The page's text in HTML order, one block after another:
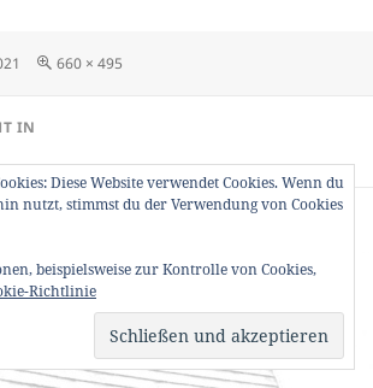
Originalgröße
660 × 495
IN
Stolz präsentiert von WordPress
Diese Website verwendet Cookies. Wenn du
nutzt, stimmst du der Verwendung von Cookies
beispielsweise zur Kontrolle von Cookies,
Richtlinie